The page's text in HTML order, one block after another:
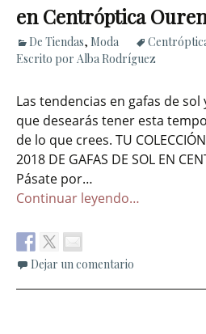
en Centróptica
De Tiendas, Moda
Escrito por Alba Rodríguez
Las tendencias en gafas de
que desearás tener esta
de lo que crees. TU
2018 DE GAFAS DE SOL EN
Pásate por…
Continuar leyendo…
Dejar un comentario